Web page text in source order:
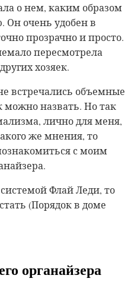
о нем, каким образом
Он очень удобен в
прозрачно и просто.
пересмотрела
хозяек.
встречались объемные
можно назвать. Но так
лично для меня,
же мнения, то
с моим
Флай Леди, то
стать (Порядок в доме
органайзера